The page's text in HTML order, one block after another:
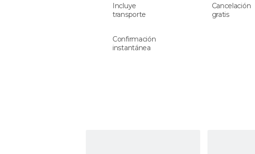
Incluye
transporte
Cancelación
gratis
Confirmación
instantánea